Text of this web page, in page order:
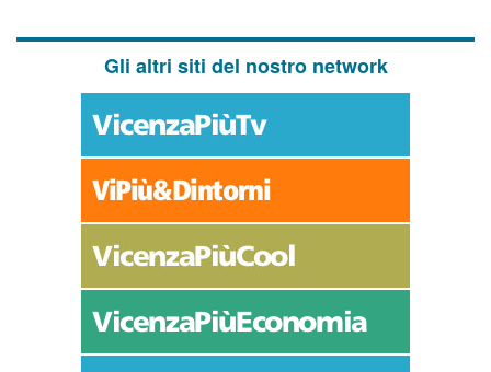
Gli altri siti del nostro network